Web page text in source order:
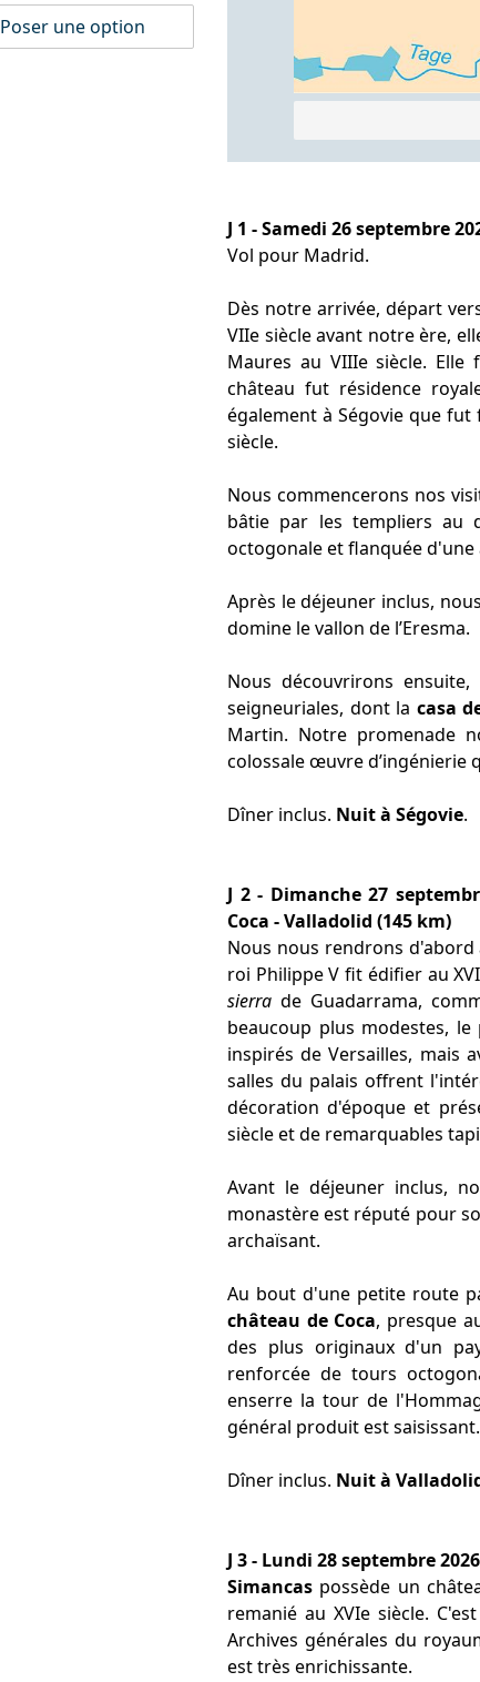
Poser une option
J 1 - Samedi 26 septembre
Vol pour Madrid.
Dès notre arrivée, départ
VIIe siècle avant notre ère,
Maures au VIIIe siècle.
château fut résidence
également à Ségovie que
siècle.
Nous commencerons nos
bâtie par les templiers au
octogonale et flanquée
Après le déjeuner inclus,
domine le vallon de l’Eresma.
Nous découvrirons
seigneuriales, dont la casa
Martin. Notre promenade
colossale œuvre d’ingénierie
Dîner inclus. Nuit à Ségovie.
J 2 - Dimanche 27
Coca - Valladolid (145 km)
Nous nous rendrons d'abord
roi Philippe V fit édifier au
sierra de Guadarrama,
beaucoup plus modestes,
inspirés de Versailles, mais
salles du palais offrent
décoration d'époque et
siècle et de remarquables
Avant le déjeuner inclus,
monastère est réputé pour
archaïsant.
Au bout d'une petite route
château de Coca, presque
des plus originaux d'un
renforcée de tours
enserre la tour de
général produit est saisissant.
Dîner inclus. Nuit à
J 3 - Lundi 28 septembre
Simancas possède un
remanié au XVIe siècle.
Archives générales du
est très enrichissante.